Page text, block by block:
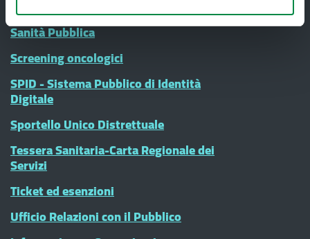
Sanità Pubblica
Screening oncologici
SPID - Sistema Pubblico di Identità
Digitale
Sportello Unico Distrettuale
Tessera Sanitaria-Carta Regionale dei
Servizi
Ticket ed esenzioni
Ufficio Relazioni con il Pubblico